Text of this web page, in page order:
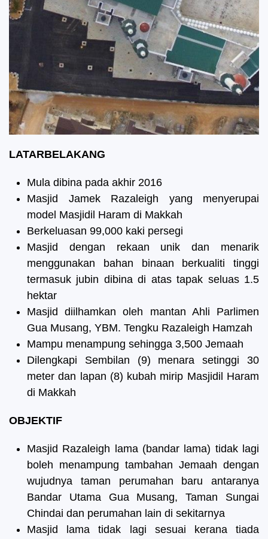
LATARBELAKANG
Mula dibina pada akhir 2016
Masjid Jamek Razaleigh yang menyerupai
model Masjidil Haram di Makkah
Berkeluasan 99,000 kaki persegi
Masjid dengan rekaan unik dan menarik
menggunakan bahan binaan berkualiti tinggi
termasuk jubin dibina di atas tapak seluas 1.5
hektar
Masjid diilhamkan oleh mantan Ahli Parlimen
Gua Musang, YBM. Tengku Razaleigh Hamzah
Mampu menampung sehingga 3,500 Jemaah
Dilengkapi Sembilan (9) menara setinggi 30
meter dan lapan (8) kubah mirip Masjidil Haram
di Makkah
OBJEKTIF
Masjid Razaleigh lama (bandar lama) tidak lagi
boleh menampung tambahan Jemaah dengan
wujudnya taman perumahan baru antaranya
Bandar Utama Gua Musang, Taman Sungai
Chindai dan perumahan lain di sekitarnya
Masjid lama tidak lagi sesuai kerana tiada